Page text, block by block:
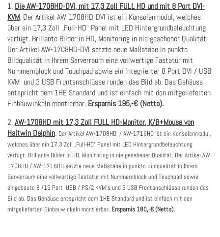
1. Die AW-1708HD-DVI, mit 17,3 Zoll FULL HD und mit 8 Port DVI-
KVM. Der Artikel AW-1708HD-DVI ist ein Konsolenmodul, welches
über ein 17,3 Zoll „Full-HD“ Panel mit LED Hintergrundbeleuchtung
verfügt. Brillante Bilder in HD, Monitoring in nie gesehener Qualität.
Der Artikel AW-1708HD-DVI setzte neue Maßstäbe in punkto
Bildqualität in Ihrem Serverraum eine vollwertige Tastatur mit
Nummernblock und Touchpad sowie ein integrierter 8 Port DVI / USB
KVM und 3 USB Frontanschlüsse runden das Bild ab. Das Gehäuse
entspricht dem 1HE Standard und ist einfach mit den mitgelieferten
Einbauwinkeln montierbar. Ersparnis 195,-€ (Netto).
2.AW-1708HD mit 17,3 Zoll FULL HD-Monitor, K/B+Mouse von
Haitwin Delphin. Der Artikel AW-1708HD / AW-1716HD ist ein Konsolenmodul,
welches über ein 17,3 Zoll „Full-HD“ Panel mit LED Hintergrundbeleuchtung
verfügt. Brillante Bilder in HD, Monitoring in nie gesehener Qualität. Der Artikel AW-
1708HD / AW-1716HD setzte neue Maßstäbe in punkto Bildqualität in Ihrem
Serverraum eine vollwertige Tastatur mit Nummernblock und Touchpad sowie
eingebaute 8 /16 Port USB / PS/2 KVM‘s und 3 USB Frontanschlüsse runden das
Bild ab. Das Gehäuse entspricht dem 1HE Standard und ist einfach mit den
mitgelieferten Einbauwinkeln montierbar. Ersparnis 180,-€ (Netto).